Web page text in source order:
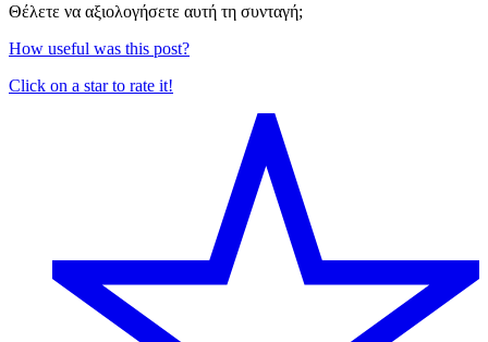
Θέλετε να αξιολογήσετε αυτή τη συνταγή;
How useful was this post?
Click on a star to rate it!